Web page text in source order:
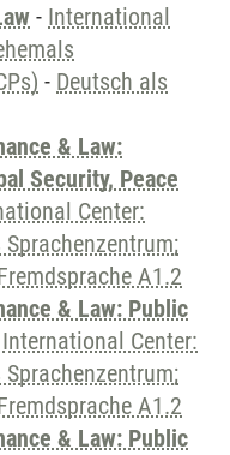
- International
- Deutsch als
& Law:
Security, Peace
Center:
A1.2
& Law: Public
International Center:
A1.2
& Law: Public